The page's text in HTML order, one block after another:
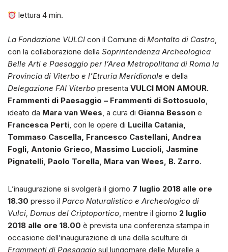
lettura4 min.
La Fondazione VULCI con il Comune di Montalto di Castro,
con la collaborazione della Soprintendenza Archeologica
Belle Arti e Paesaggio per l’Area Metropolitana di Roma la
Provincia di Viterbo e l’Etruria Meridionale e della
Delegazione FAI Viterbo presenta VULCI MON AMOUR.
Frammenti di Paesaggio – Frammenti di Sottosuolo,
ideato da Mara van Wees, a cura di Gianna Besson e
Francesca Perti, con le opere di Lucilla Catania,
Tommaso Cascella, Francesco Castellani, Andrea
Fogli, Antonio Grieco, Massimo Luccioli, Jasmine
Pignatelli, Paolo Torella, Mara van Wees, B. Zarro.
L’inaugurazione si svolgerà il giorno 7 luglio 2018 alle ore
18.30 presso il Parco Naturalistico e Archeologico di
Vulci, Domus del Criptoportico, mentre il giorno 2 luglio
2018 alle ore 18.00 è prevista una conferenza stampa in
occasione dell’inaugurazione di una della sculture di
Frammenti di Paesaggio sul lungomare delle Murelle a